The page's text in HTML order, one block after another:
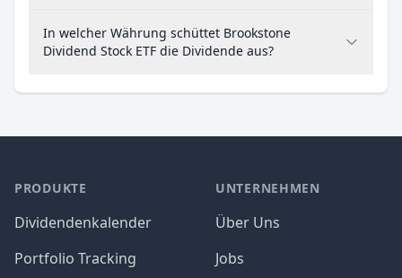
In welcher Währung schüttet Brookstone
Dividend Stock ETF die Dividende aus?
PRODUKTE
Dividendenkalender
Portfolio Tracking
UNTERNEHMEN
Über Uns
Jobs